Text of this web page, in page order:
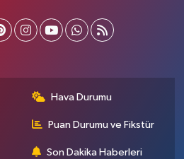
Hava Durumu
Puan Durumu ve Fikstür
Son Dakika Haberleri